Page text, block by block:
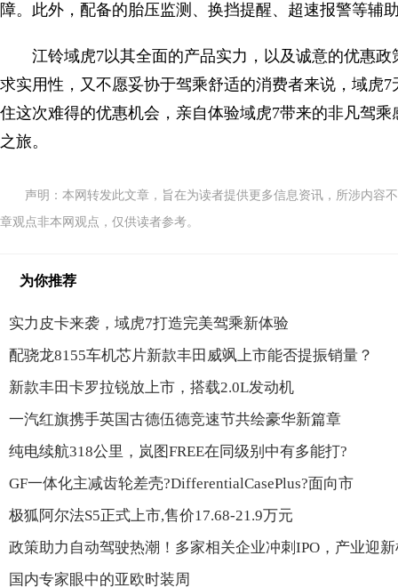
障。此外，配备的胎压监测、换挡提醒、超速报警等辅
江铃域虎7以其全面的产品实力，以及诚意的优惠
求实用性，又不愿妥协于驾乘舒适的消费者来说，域虎
住这次难得的优惠机会，亲自体验域虎7带来的非凡驾
之旅。
声明：本网转发此文章，旨在为读者提供更多信息资讯，所涉内容
章观点非本网观点，仅供读者参考。
为你推荐
实力皮卡来袭，域虎7打造完美驾乘新体验
配骁龙8155车机芯片新款丰田威飒上市能否提振销量？
新款丰田卡罗拉锐放上市，搭载2.0L发动机
一汽红旗携手英国古德伍德竞速节共绘豪华新篇章
纯电续航318公里，岚图FREE在同级别中有多能打?
GF一体化主减齿轮差壳?DifferentialCasePlus?面向市
极狐阿尔法S5正式上市,售价17.68-21.9万元
政策助力自动驾驶热潮！多家相关企业冲刺IPO，产业迎
国内专家眼中的亚欧时装周